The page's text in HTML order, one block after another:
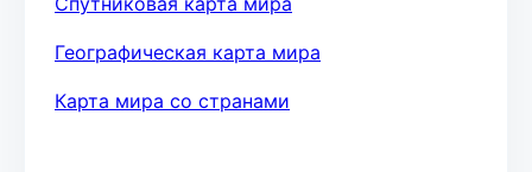
Географическая карта мира
Карта мира со странами